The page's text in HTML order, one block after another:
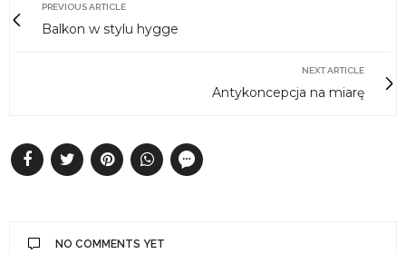
PREVIOUS ARTICLE
Balkon w stylu hygge
NEXT ARTICLE
Antykoncepcja na miarę
NO COMMENTS YET